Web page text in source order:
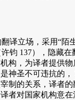
立场，采用“陌
钧 137），隐藏
，为译者提供
圣不可违抗的
的关系，译者
对国家机构意